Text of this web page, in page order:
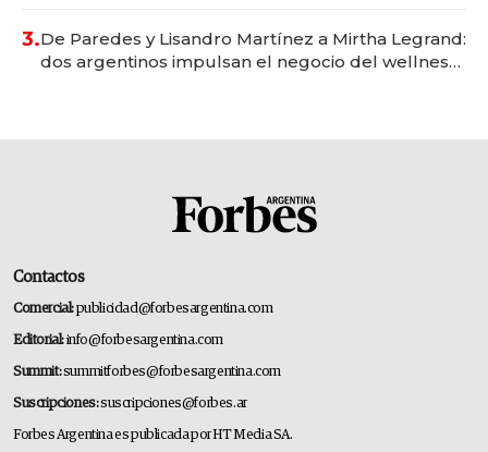
3.De Paredes y Lisandro Martínez a Mirtha Legrand:
dos argentinos impulsan el negocio del wellness
Contactos
Comercial:publicidad@forbesargentina.com
Editorial:info@forbesargentina.com
Summit:summitforbes@forbesargentina.com
Suscripciones:suscripciones@forbes.ar
Forbes Argentina es publicada por HT Media SA.